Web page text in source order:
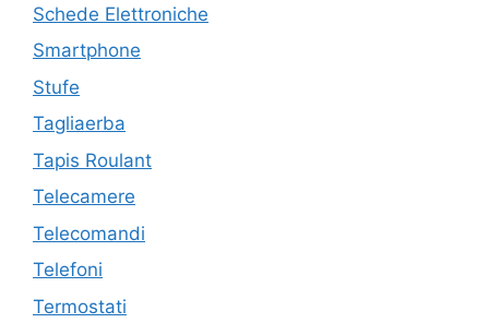
Schede Elettroniche
Smartphone
Stufe
Tagliaerba
Tapis Roulant
Telecamere
Telecomandi
Telefoni
Termostati